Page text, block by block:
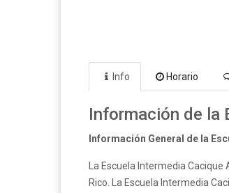
Info Horario
Información de la
Información General de la
La Escuela Intermedia
Rico. La Escuela Intermedia